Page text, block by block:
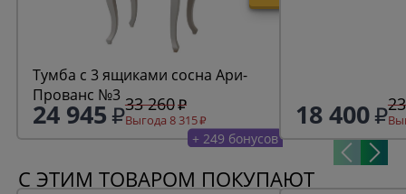
Тумба с 3 ящиками сосна Ари-
Прованс №3
24 945 33 260
Выгода 8 315
+ 249 бонусов
18 400
С ЭТИМ ТОВАРОМ ПОКУПАЮТ